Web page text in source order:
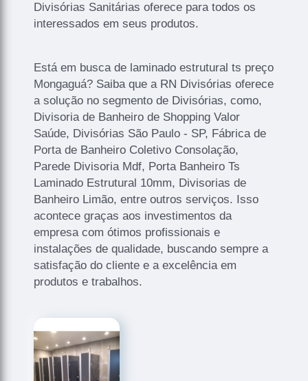
Divisórias Sanitárias oferece para todos os
interessados em seus produtos.
Está em busca de laminado estrutural ts preço
Mongaguá? Saiba que a RN Divisórias oferece
a solução no segmento de Divisórias, como,
Divisoria de Banheiro de Shopping Valor
Saúde, Divisórias São Paulo - SP, Fábrica de
Porta de Banheiro Coletivo Consolação,
Parede Divisoria Mdf, Porta Banheiro Ts
Laminado Estrutural 10mm, Divisorias de
Banheiro Limão, entre outros serviços. Isso
acontece graças aos investimentos da
empresa com ótimos profissionais e
instalações de qualidade, buscando sempre a
satisfação do cliente e a excelência em
produtos e trabalhos.